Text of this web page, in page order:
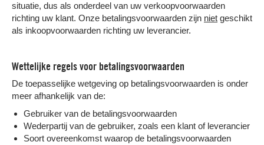
situatie, dus als onderdeel van uw verkoopvoorwaarden
richting uw klant. Onze betalingsvoorwaarden zijn niet geschikt
als inkoopvoorwaarden richting uw leverancier.
Wettelijke regels voor betalingsvoorwaarden
De toepasselijke wetgeving op betalingsvoorwaarden is onder
meer afhankelijk van de:
Gebruiker van de betalingsvoorwaarden
Wederpartij van de gebruiker, zoals een klant of leverancier
Soort overeenkomst waarop de betalingsvoorwaarden